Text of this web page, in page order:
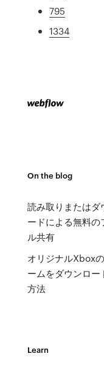
795
1334
On the blog
読み取りまたはダ
ードによる無料の
ル共有
オリジナルXbox
ームをダウンロー
方法
Learn